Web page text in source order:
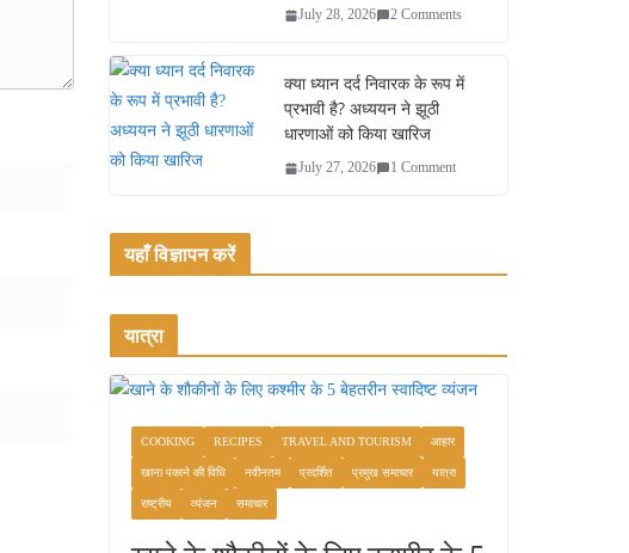
July 28, 2026 2 Comments
क्या ध्यान दर्द निवारक के रूप में
प्रभावी है? अध्ययन ने झूठी
धारणाओं को किया खारिज
July 27, 2026 1 Comment
यहाँ विज्ञापन करें
यात्रा
COOKING RECIPES TRAVEL AND TOURISM आहार
खाना पकाने की विधि नवीनतम प्रदर्शित प्रमुख समाचार यात्रा
राष्ट्रीय व्यंजन समाचार